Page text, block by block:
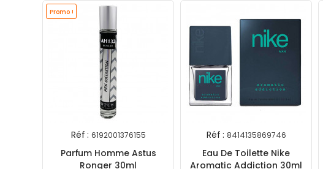
Promo !
Réf : 6192001376155
Parfum Homme Astus
Ronger 30ml
Réf : 8414135869746
Eau De Toilette Nike
Aromatic Addiction 30ml